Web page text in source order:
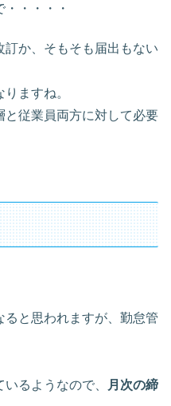
・・・・
か、そもそも届出もない
ますね。
従業員両方に対して必要
と思われますが、勤怠管
いるようなので、
月次の締